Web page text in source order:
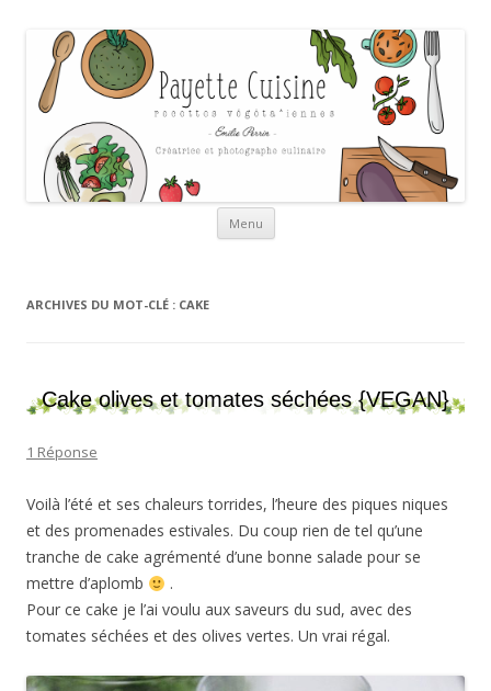
Payette cuisine
Menu Aller au contenu
ARCHIVES DU MOT-CLÉ : CAKE
Cake olives et tomates séchées {VEGAN}
1 Réponse
Voilà l’été et ses chaleurs torrides, l’heure des piques niques
et des promenades estivales. Du coup rien de tel qu’une
tranche de cake agrémenté d’une bonne salade pour se
mettre d’aplomb
.
Pour ce cake je l’ai voulu aux saveurs du sud, avec des
tomates séchées et des olives vertes. Un vrai régal.